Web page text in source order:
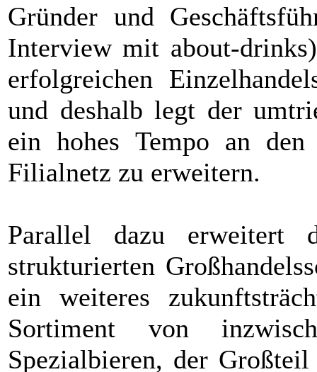
Gründer und
Interview mit about-
erfolgreichen
und deshalb legt der
ein hohes Tempo an
Filialnetz zu erweitern.
Parallel dazu
strukturierten
ein weiteres
Sortiment von
Spezialbieren, der